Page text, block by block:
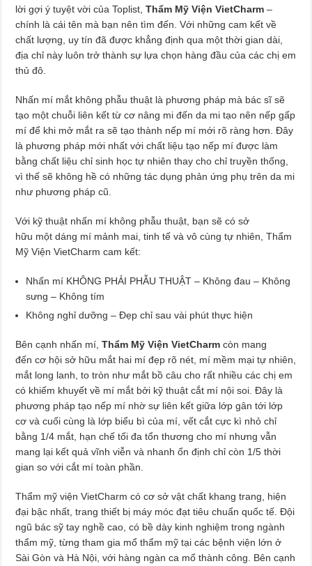
lời gợi ý tuyệt vời của Toplist,Thẩm Mỹ Viện VietCharm –
chính là cái tên mà bạn nên tìm đến. Với những cam kết về
chất lượng, uy tín đã được khẳng định qua một thời gian dài,
địa chỉ này luôn trở thành sự lựa chọn hàng đầu của các chị em
thủ đô.
Nhấn mí mắt không phẫu thuật là phương pháp mà bác sĩ sẽ
tạo một chuỗi liên kết từ cơ nâng mi đến da mi tạo nên nếp gấp
mí để khi mở mắt ra sẽ tạo thành nếp mí mới rõ ràng hơn. Đây
là phương pháp mới nhất với chất liệu tạo nếp mí được làm
bằng chất liệu chỉ sinh học tự nhiên thay cho chỉ truyền thống,
vì thế sẽ không hề có những tác dụng phản ứng phụ trên da mi
như phương pháp cũ.
Với kỹ thuật nhấn mí không phẫu thuật, bạn sẽ có sở
hữu một dáng mí mảnh mai, tinh tế và vô cùng tự nhiên, Thẩm
Mỹ Viện VietCharm cam kết:
Nhấn mí KHÔNG PHẢI PHẪU THUẬT – Không đau – Không
sưng – Không tím
Không nghỉ dưỡng – Đẹp chỉ sau vài phút thực hiện
Bên cạnh nhấn mí,Thẩm Mỹ Viện VietCharm còn mang
đến cơ hội sở hữu mắt hai mí đẹp rõ nét, mí mềm mại tự nhiên,
mắt long lanh, to tròn như mắt bồ câu cho rất nhiều các chị em
có khiếm khuyết về mí mắt bởi kỹ thuật cắt mí nội soi. Đây là
phương pháp tạo nếp mí nhờ sự liên kết giữa lớp gân tới lớp
cơ và cuối cùng là lớp biểu bì của mí, vết cắt cực kì nhỏ chỉ
bằng 1/4 mắt, hạn chế tối đa tổn thương cho mí nhưng vẫn
mang lại kết quả vĩnh viễn và nhanh ổn định chỉ còn 1/5 thời
gian so với cắt mí toàn phần.
Thẩm mỹ viện VietCharm có cơ sở vật chất khang trang, hiện
đại bậc nhất, trang thiết bị máy móc đạt tiêu chuẩn quốc tế. Đội
ngũ bác sỹ tay nghề cao, có bề dày kinh nghiệm trong ngành
thẩm mỹ, từng tham gia mổ thẩm mỹ tại các bệnh viện lớn ở
Sài Gòn và Hà Nội, với hàng ngàn ca mổ thành công. Bên cạnh